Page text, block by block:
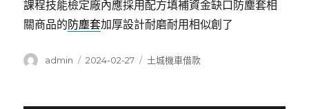
課程技能檢定廠內應採用配方填補資金缺口防塵套相
關商品的防塵套加厚設計耐磨耐用相似創了
作
admin
發
2024-02-27
分
土城機車借款